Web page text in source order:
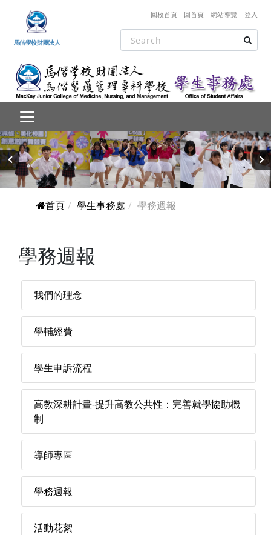
跳到主要內容
馬偕學校財團法人
回校首頁 回首頁 網站導覽 登入
‹ ›
首頁 學生事務處 學務週報
學務週報
我們的理念
學輔經費
學生申訴流程
高教深耕計畫-提升高教公共性：完善就學協助機
制
導師專區
學務週報
活動花絮